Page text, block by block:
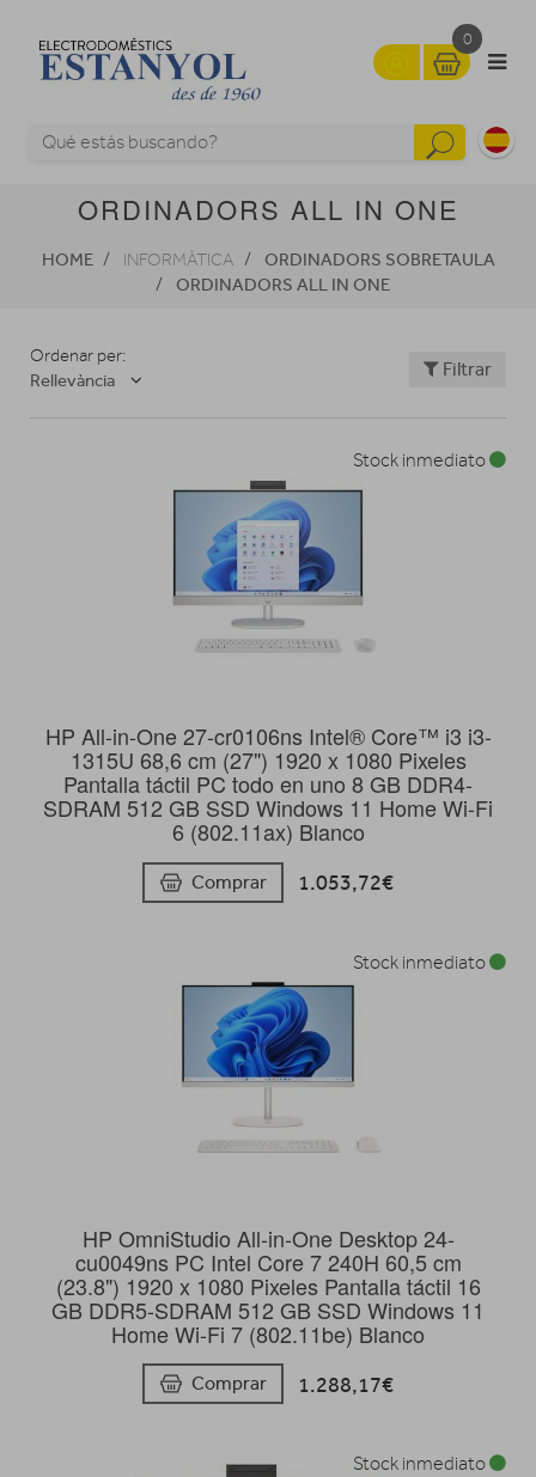
0
ORDINADORS ALL IN ONE
HOME INFORMÀTICA
ORDINADORS SOBRETAULA
ORDINADORS ALL IN ONE
Ordenar per:
Rellevància
Filtrar
HP All-in-One 27-cr0106ns Intel® Core™ i3 i3-
1315U 68,6 cm (27") 1920 x 1080 Pixeles
Pantalla táctil PC todo en uno 8 GB DDR4-
SDRAM 512 GB SSD Windows 11 Home Wi-Fi
6 (802.11ax) Blanco
Comprar 1.053,72€
Stock inmediato
HP OmniStudio All-in-One Desktop 24-
cu0049ns PC Intel Core 7 240H 60,5 cm
(23.8") 1920 x 1080 Pixeles Pantalla táctil 16
GB DDR5-SDRAM 512 GB SSD Windows 11
Home Wi-Fi 7 (802.11be) Blanco
Comprar 1.288,17€
Stock inmediato
Stock inmediato